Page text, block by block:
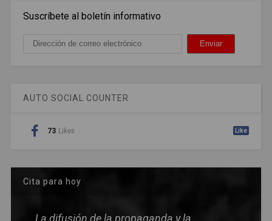
Suscríbete al boletín informativo
AUTO SOCIAL COUNTER
73 Likes Like
Cita para hoy
La difusión de la propaganda y la